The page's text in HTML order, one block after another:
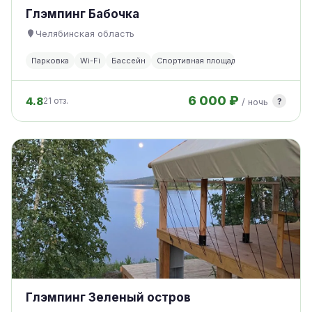
Глэмпинг Бабочка
Челябинская область
Парковка Wi-Fi Бассейн Спортивная площадка
4.821 отз. 6 000 ₽ / ночь ?
Глэмпинг Зеленый остров